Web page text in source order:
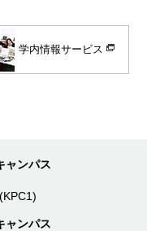
学内情報サービス
ャンパス
ャンパス